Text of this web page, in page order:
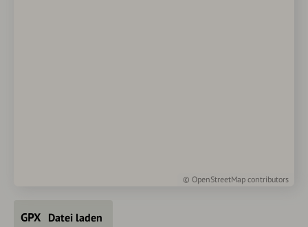
© OpenStreetMap contributors
Datei laden